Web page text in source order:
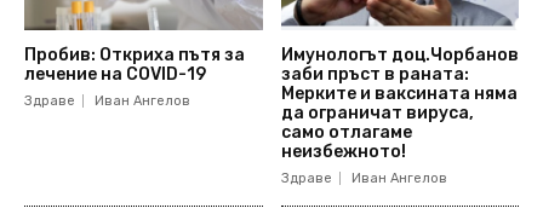
Пробив: Откриха пътя за
лечение на COVID-19
Здраве Иван Ангелов
Имунологът доц.Чорбанов
заби пръст в раната:
Мерките и ваксината няма
да ограничат вируса,
само отлагаме
неизбежното!
Здраве Иван Ангелов